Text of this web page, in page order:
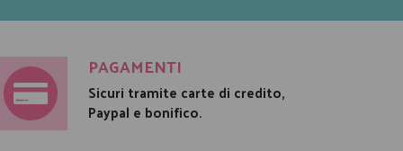
PAGAMENTI
Sicuri tramite carte di credito,
Paypal e bonifico.